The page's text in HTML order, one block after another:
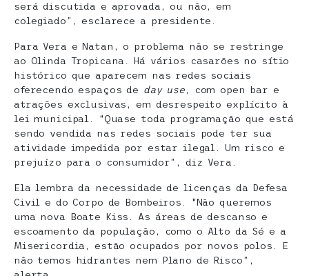
será discutida e aprovada, ou não, em
colegiado”, esclarece a presidente.
Para Vera e Natan, o problema não se restringe
ao Olinda Tropicana. Há vários casarões no sítio
histórico que aparecem nas redes sociais
oferecendo espaços de day use, com open bar e
atrações exclusivas, em desrespeito explícito à
lei municipal. “Quase toda programação que está
sendo vendida nas redes sociais pode ter sua
atividade impedida por estar ilegal. Um risco e
prejuízo para o consumidor”, diz Vera.
Ela lembra da necessidade de licenças da Defesa
Civil e do Corpo de Bombeiros. “Não queremos
uma nova Boate Kiss. As áreas de descanso e
escoamento da população, como o Alto da Sé e a
Misericordia, estão ocupados por novos polos. E
não temos hidrantes nem Plano de Risco”,